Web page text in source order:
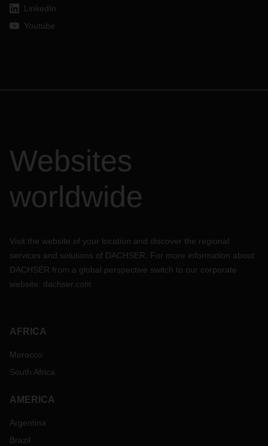
LinkedIn
Youtube
Websites
worldwide
Visit the website of your location and discover the regional
services and solutions of DACHSER. For more information about
DACHSER from a global perspective switch to our corporate
website: dachser.com
AFRICA
Morocco
South Africa
AMERICA
Argentina
Brazil